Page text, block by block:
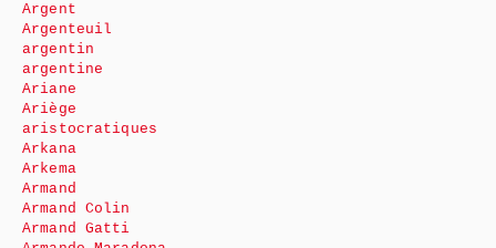
Argent
Argenteuil
argentin
argentine
Ariane
Ariège
aristocratiques
Arkana
Arkema
Armand
Armand Colin
Armand Gatti